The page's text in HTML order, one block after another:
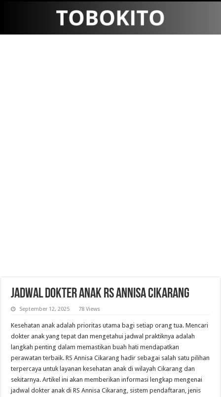
Jadwal Dokter Anak RS Annisa Cikarang
September 12, 2025 78 Views
Kesehatan anak adalah prioritas utama bagi setiap orang tua. Mencari
dokter anak yang tepat dan mengetahui jadwal praktiknya adalah
langkah penting dalam memastikan buah hati mendapatkan
perawatan terbaik. RS Annisa Cikarang hadir sebagai salah satu pilihan
terpercaya untuk layanan kesehatan anak di wilayah Cikarang dan
sekitarnya. Artikel ini akan memberikan informasi lengkap mengenai
jadwal dokter anak di RS Annisa Cikarang, sistem pendaftaran, jenis